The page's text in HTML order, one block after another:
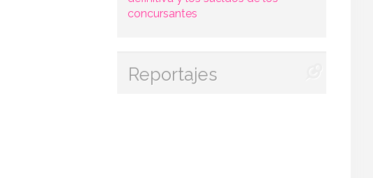
concursantes
Reportajes